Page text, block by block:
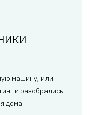
машину, или
и разобрались
дома